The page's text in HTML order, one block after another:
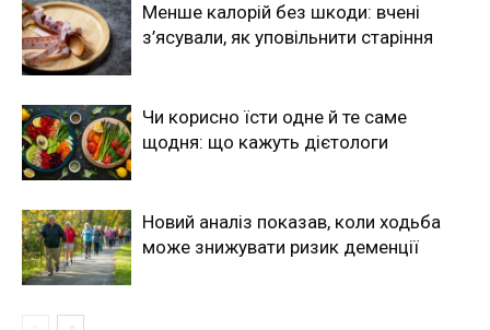
Менше калорій без шкоди: вчені
з’ясували, як уповільнити старіння
Чи корисно їсти одне й те саме
щодня: що кажуть дієтологи
Новий аналіз показав, коли ходьба
може знижувати ризик деменції